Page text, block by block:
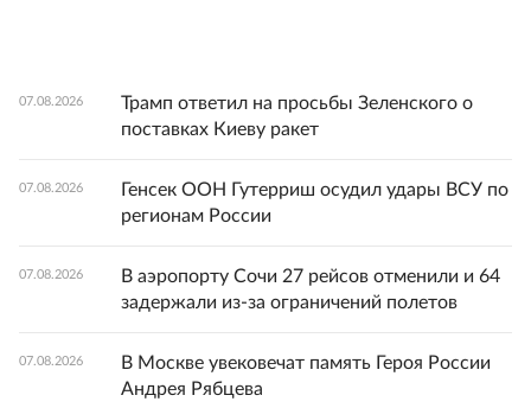
07.08.2026
Трамп ответил на просьбы Зеленского о
поставках Киеву ракет
07.08.2026
Генсек ООН Гутерриш осудил удары ВСУ по
регионам России
07.08.2026
В аэропорту Сочи 27 рейсов отменили и 64
задержали из-за ограничений полетов
07.08.2026
В Москве увековечат память Героя России
Андрея Рябцева